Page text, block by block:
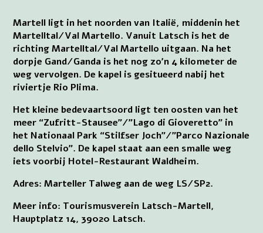
Martell ligt in het noorden van Italië, middenin het
Martelltal/Val Martello. Vanuit Latsch is het de
richting Martelltal/Val Martello uitgaan. Na het
dorpje Gand/Ganda is het nog zo’n 4 kilometer de
weg vervolgen. De kapel is gesitueerd nabij het
riviertje Rio Plima.
Het kleine bedevaartsoord ligt ten oosten van het
meer “Zufritt-Stausee”/”Lago di Gioveretto” in
het Nationaal Park “Stilfser Joch”/”Parco Nazionale
dello Stelvio”. De kapel staat aan een smalle weg
iets voorbij Hotel-Restaurant Waldheim.
Adres: Marteller Talweg aan de weg LS/SP2.
Meer info: Tourismusverein Latsch-Martell,
Hauptplatz 14, 39020 Latsch.